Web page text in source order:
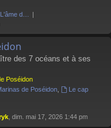
d…
des 7 océans et à ses
Poséidon
de Poséidon,
Le cap
, dim. mai 17, 2026 1:44 pm